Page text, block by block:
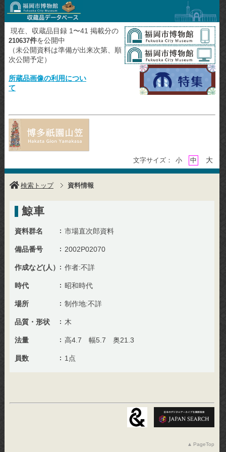
現在、収蔵品目録 1〜41 掲載分の
210637件を公開中
（未公開資料は準備が出来次第、順
次公開予定）
所蔵品画像の利用につい
て
文字サイズ： 小 中 大
検索トップ 資料情報
鯨車
資料群名 市場直次郎資料
備品番号 2002P02070
作成など(人） 作者:不詳
時代 昭和時代
場所 制作地:不詳
品質・形状 木
法量 高4.7 幅5.7 奥21.3
員数 1点
PageTop